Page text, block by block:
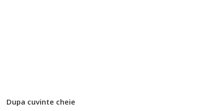
Dupa cuvinte cheie